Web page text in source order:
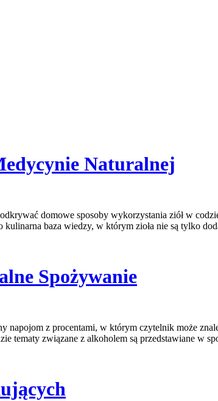
Naturalnej
domowe sposoby wykorzystania ziół w
baza wiedzy, w którym zioła nie są tylko
Spożywanie
z procentami, w którym czytelnik może
tematy związane z alkoholem są przedstawiane w